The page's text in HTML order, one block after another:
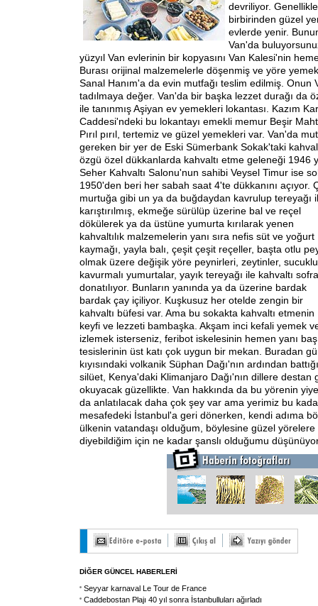
devriliyor.
birbirinden güzel
evlerde yenir.
Van'da
yüzyıl Van evlerinin bir kopyasını Van Kalesi'nin
Burası orijinal malzemelerle döşenmiş ve yöre
Sanal Hanım'a da evin mutfağı teslim edilmiş. Onun
tadılmaya değer. Van'da bir başka lezzet durağı da
ile tanınmış Aşiyan ev yemekleri lokantası. Kazım
Caddesi'ndeki bu lokantayı emekli memur Beşir
Pırıl pırıl, tertemiz ve güzel yemekleri var. Van'da
gereken bir yer de Eski Sümerbank Sokak'taki
özgü özel dükkanlarda kahvaltı etme geleneği 1946
Seher Kahvaltı Salonu'nun sahibi Veysel Timur ise
1950'den beri her sabah saat 4'te dükkanını açıyor.
murtuğa gibi un ya da buğdaydan kavrulup tereyağı
karıştırılmış, ekmeğe sürülüp üzerine bal ve reçel
dökülerek ya da üstüne yumurta kırılarak yenen
kahvaltılık malzemelerin yanı sıra nefis süt ve yoğurt
kaymağı, yayla balı, çeşit çeşit reçeller, başta otlu
olmak üzere değişik yöre peynirleri, zeytinler,
kavurmalı yumurtalar, yayık tereyağı ile kahvaltı
donatılıyor. Bunların yanında ya da üzerine bardak
bardak çay içiliyor. Kuşkusuz her otelde zengin bir
kahvaltı büfesi var. Ama bu sokakta kahvaltı etmenin
keyfi ve lezzeti bambaşka. Akşam inci kefali yemek ve
izlemek isterseniz, feribot iskelesinin hemen yanı
tesislerinin üst katı çok uygun bir mekan. Buradan
kıyısındaki volkanik Süphan Dağı'nın ardından
silüet, Kenya'daki Klimanjaro Dağı'nın dillere destan
okuyacak güzellikte. Van hakkında da bu yörenin
da anlatılacak daha çok şey var ama yerimiz bu
mesafedeki İstanbul'a geri dönerken, kendi adıma
ülkenin vatandaşı olduğum, böylesine güzel yörelere
diyebildiğim için ne kadar şanslı olduğumu
DİĞER GÜNCEL HABERLERİ
Seyyar karnaval Le Tour de France
Caddebostan Plajı 40 yıl sonra İstanbulluları ağırladı